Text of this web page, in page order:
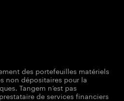
des portefeuilles matériels
non dépositaires pour la
Tangem n’est pas
de services financiers